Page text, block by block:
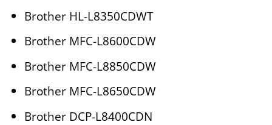
Brother HL-L8350CDWT
Brother MFC-L8600CDW
Brother MFC-L8850CDW
Brother MFC-L8650CDW
Brother DCP-L8400CDN